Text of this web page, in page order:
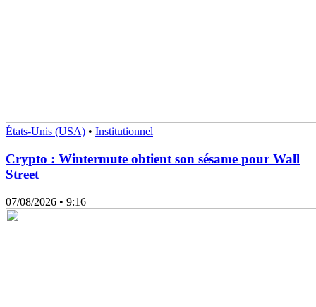
États-Unis (USA) • Institutionnel
Crypto : Wintermute obtient son sésame pour Wall
Street
07/08/2026 • 9:16